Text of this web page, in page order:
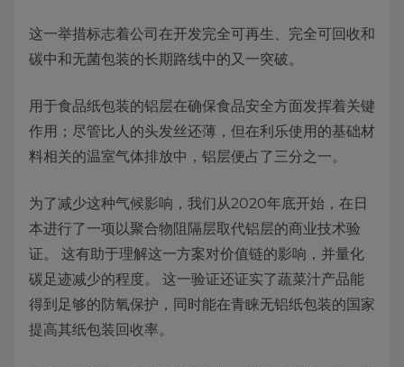
这一举措标志着公司在开发完全可再生、完全可回收和
碳中和无菌包装的长期路线中的又一突破。
用于食品纸包装的铝层在确保食品安全方面发挥着关键
作用；尽管比人的头发丝还薄，但在利乐使用的基础材
料相关的温室气体排放中，铝层便占了三分之一。
为了减少这种气候影响，我们从2020年底开始，在日
本进行了一项以聚合物阻隔层取代铝层的商业技术验
证。 这有助于理解这一方案对价值链的影响，并量化
碳足迹减少的程度。 这一验证还证实了蔬菜汁产品能
得到足够的防氧保护，同时能在青睐无铝纸包装的国家
提高其纸包装回收率。